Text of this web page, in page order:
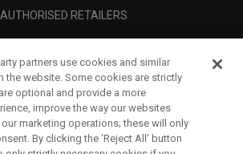
AUTHORISED RETAILERS
RECHTLICHES-
partners use cookies and similar
the website. Some cookies are strictly
optional and provide a more
improve the way our websites
marketing operations; these will only
By clicking the ‘Reject All' button